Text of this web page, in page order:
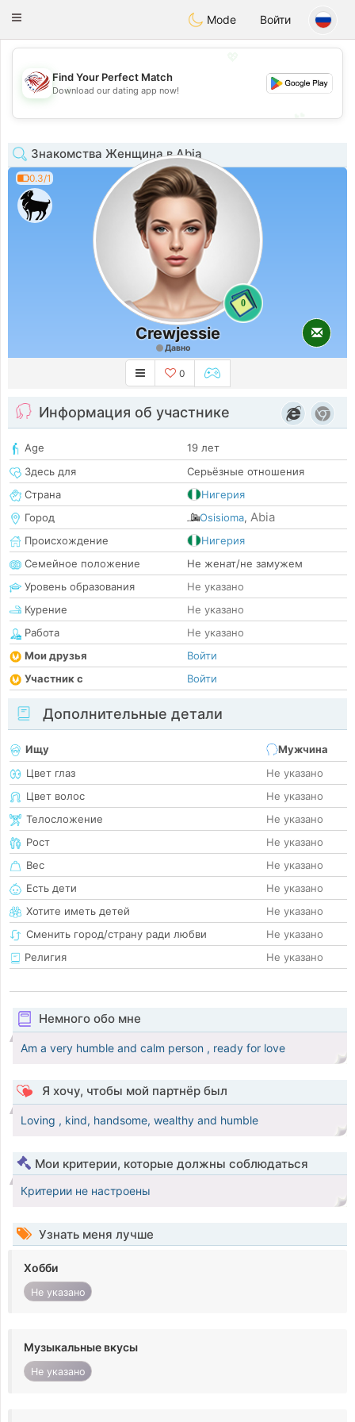
Dating
Toggle
Mode Войти
💖
💕
Find Your Perfect Match
Download our dating app now!
Знакомства Женщина в Abia
0.3/1
0
Crewjessie
Давно
0
Информация об участнике
Age
19 лет
Здесь для
Серьёзные отношения
Страна
Нигерия
Город
Osisioma, Abia
Происхождение
Нигерия
Семейное положение
Не женат/не замужем
Уровень образования
Не указано
Курение
Не указано
Работа
Не указано
Мои друзья
Войти
Участник с
Войти
Дополнительные детали
Ищу
Мужчина
Цвет глаз
Не указано
Цвет волос
Не указано
Телосложение
Не указано
Рост
Не указано
Вес
Не указано
Есть дети
Не указано
Хотите иметь детей
Не указано
Сменить город/страну ради любви
Не указано
Религия
Не указано
Немного обо мне
Am a very humble and calm person , ready for love
Я хочу, чтобы мой партнёр был
Loving , kind, handsome, wealthy and humble
Мои критерии, которые должны соблюдаться
Критерии не настроены
Узнать меня лучше
Хобби
Не указано
Музыкальные вкусы
Не указано